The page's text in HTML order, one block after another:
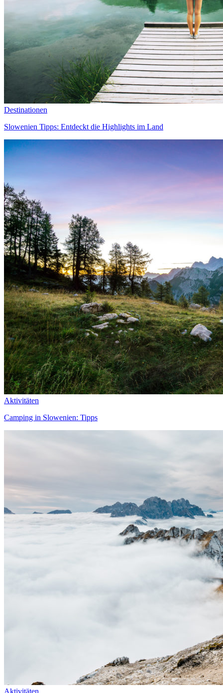
Destinationen
Slowenien Tipps: Entdeckt die Highlights im Land
Aktivitäten
Camping in Slowenien: Tipps